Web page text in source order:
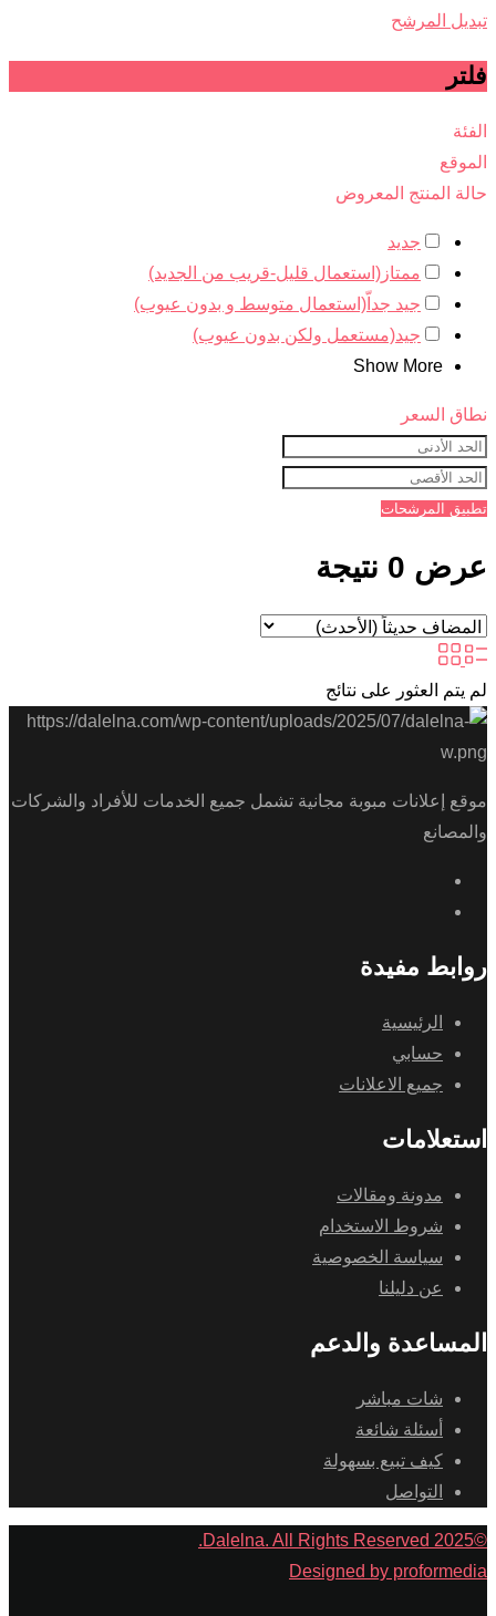
تبديل المرشح
فلتر
الفئة
الموقع
حالة المنتج المعروض
جديد
ممتاز(استعمال قليل-قريب من الجديد)
جيد جداّ(استعمال متوسط و بدون عيوب)
جيد(مستعمل ولكن بدون عيوب)
Show More
نطاق السعر
تطبيق المرشحات
عرض 0 نتيجة
لم يتم العثور على نتائج
موقع إعلانات مبوبة مجانية تشمل جميع الخدمات للأفراد والشركات
والمصانع
روابط مفيدة
الرئيسية
حسابي
جميع الاعلانات
استعلامات
مدونة ومقالات
شروط الاستخدام
سياسة الخصوصية
عن دليلنا
المساعدة والدعم
شات مباشر
أسئلة شائعة
كيف تبيع بسهولة
التواصل
©2025 Dalelna. All Rights Reserved.
Designed by proformedia